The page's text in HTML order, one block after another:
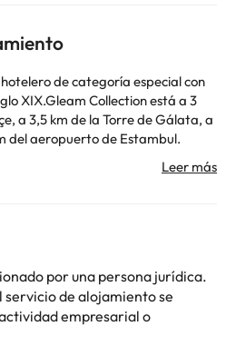
de categoría especial con
XIX.Gleam Collection está a 3
a 3,5 km de la Torre de Gálata, a
del aeropuerto de Estambul.
sujeta a cambios por parte del
por una persona jurídica.
de alojamiento se
empresarial o